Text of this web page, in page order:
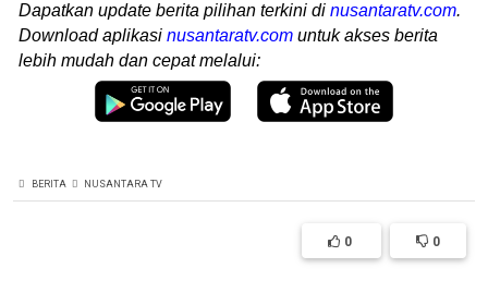
Dapatkan update berita pilihan terkini di nusantaratv.com.
Download aplikasi nusantaratv.com untuk akses berita
lebih mudah dan cepat melalui:
BERITA NUSANTARA TV
0 0